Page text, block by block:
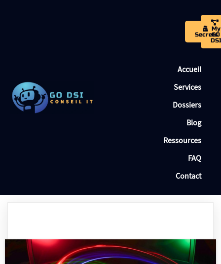
Secrets
My
GO
DSI
Accueil
Services
Dossiers
Blog
Ressources
FAQ
Contact